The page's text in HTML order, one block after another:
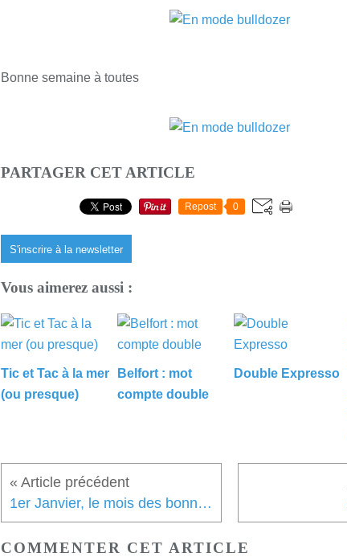
Bonne semaine à toutes
PARTAGER CET ARTICLE
Repost 0
S'inscrire à la newsletter
Vous aimerez aussi :
Tic et Tac à la mer
(ou presque)
Belfort : mot
compte double
Double Expresso
1er Janvier, le mois des bonnes résolutions
COMMENTER CET ARTICLE